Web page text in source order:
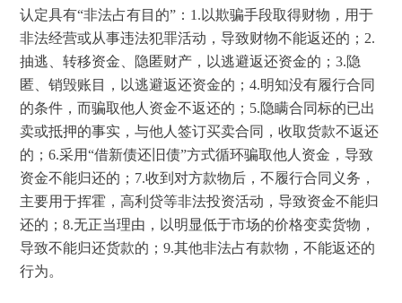
认定具有“非法占有目的”： 1. 以欺骗手段取得财物，用于
非法经营或从事违法犯罪活动，导致财物不能返还的； 2.
抽逃、转移资金、隐匿财产，以逃避返还资金的；3.隐
匿、销毁账目，以逃避返还资金的；4.明知没有履行合同
的条件，而骗取他人资金不返还的； 5.隐瞒合同标的已出
卖或抵押的事实，与他人签订买卖合同，收取货款不返还
的；6.采用“借新债还旧债”方式循环骗取他人资金，导致
资金不能归还的； 7.收到对方款物后，不履行合同义务，
主要用于挥霍，高利贷等非法投资活动，导致资金不能归
还的；8.无正当理由，以明显低于市场的价格变卖货物，
导致不能归还货款的；9.其他非法占有款物，不能返还的
行为。